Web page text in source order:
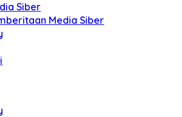
Siber
Media Siber